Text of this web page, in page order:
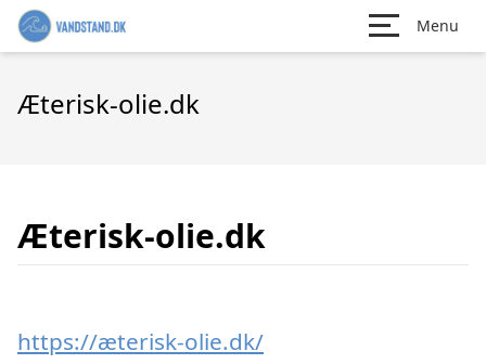
Menu
Æterisk-olie.dk
Æterisk-olie.dk
https://æterisk-olie.dk/